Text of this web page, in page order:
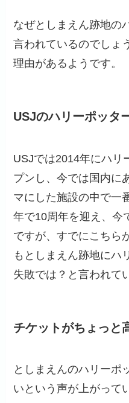
なぜとしまえん跡地の
言われているのでしょ
理由があるようです。
USJのハリーポッタ
USJでは2014年にハリ
プンし、今では国内に
マにした施設の中で一
年で10周年を迎え、今
ですが、すでにこちら
もとしまえん跡地にハ
失敗では？と言われて
チケットがちょっと
としまえんのハリーポ
いという声が上がって